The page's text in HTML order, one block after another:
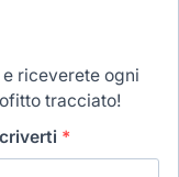
riceverete ogni
tracciato!
*